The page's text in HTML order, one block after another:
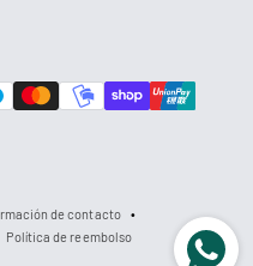
de contacto
Política de reembolso